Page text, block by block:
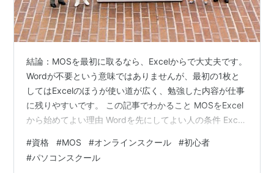
結論：MOSを最初に取るなら、Excelからで大丈夫です。
Wordが不要という意味ではありませんが、最初の1枚と
してはExcelのほうが使い道が広く、勉強した内容が仕事
に残りやすいです。 この記事でわかること MOSをExcel
から始めてよい理由 Wordを先にしてよい人の条件 Excel
のMOSはExcelからで大丈夫です 先に答えを書くと、未
経験の学び直しや職業訓練の流れでは、最初のMOSは
#資格 #MOS #オンラインスクール #初心者
#パソコンスクール